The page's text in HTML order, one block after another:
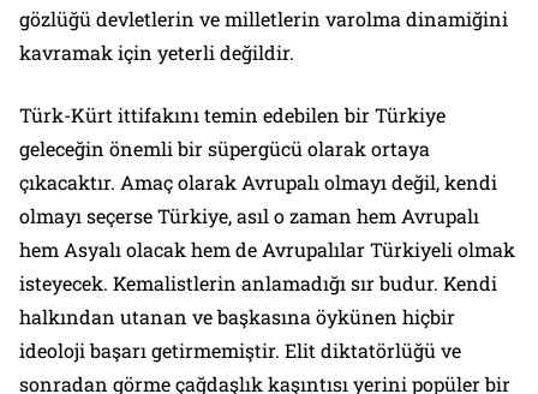
gözlüğü devletlerin ve milletlerin varolma dinamiğini
kavramak için yeterli değildir.
Türk-Kürt ittifakını temin edebilen bir Türkiye
geleceğin önemli bir süpergücü olarak ortaya
çıkacaktır. Amaç olarak Avrupalı olmayı değil, kendi
olmayı seçerse Türkiye, asıl o zaman hem Avrupalı
hem Asyalı olacak hem de Avrupalılar Türkiyeli olmak
isteyecek. Kemalistlerin anlamadığı sır budur. Kendi
halkından utanan ve başkasına öykünen hiçbir
ideoloji başarı getirmemiştir. Elit diktatörlüğü ve
sonradan görme çağdaşlık kaşıntısı yerini popüler bir